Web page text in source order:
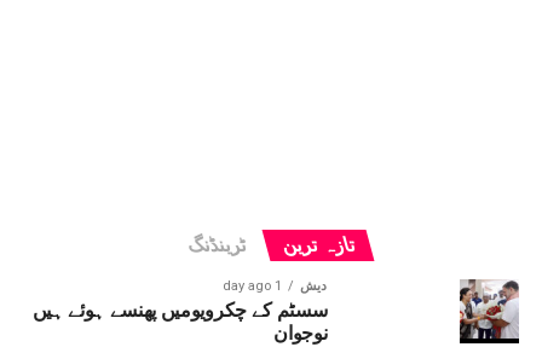
تازہ ترین ٹرینڈنگ
دیش 1 day ago
سسٹم کے چکرویومیں پھنسے ہوئے ہیں
نوجوان